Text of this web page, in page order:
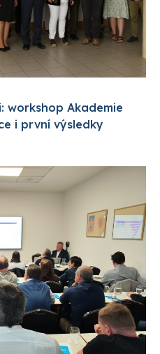
workshop Akademie
i první výsledky